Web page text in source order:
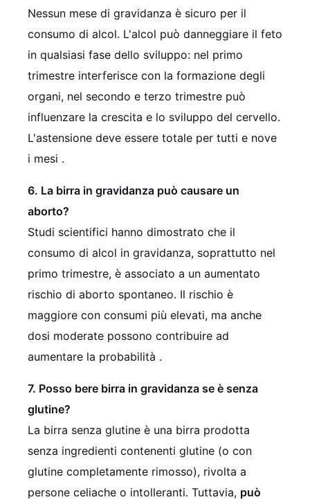
Nessun mese di gravidanza è sicuro per il
consumo di alcol. L'alcol può danneggiare il feto
in qualsiasi fase dello sviluppo: nel primo
trimestre interferisce con la formazione degli
organi, nel secondo e terzo trimestre può
influenzare la crescita e lo sviluppo del cervello.
L'astensione deve essere totale per tutti e nove
i mesi .
6. La birra in gravidanza può causare un
aborto?
Studi scientifici hanno dimostrato che il
consumo di alcol in gravidanza, soprattutto nel
primo trimestre, è associato a un aumentato
rischio di aborto spontaneo. Il rischio è
maggiore con consumi più elevati, ma anche
dosi moderate possono contribuire ad
aumentare la probabilità .
7. Posso bere birra in gravidanza se è senza
glutine?
La birra senza glutine è una birra prodotta
senza ingredienti contenenti glutine (o con
glutine completamente rimosso), rivolta a
persone celiache o intolleranti. Tuttavia, può